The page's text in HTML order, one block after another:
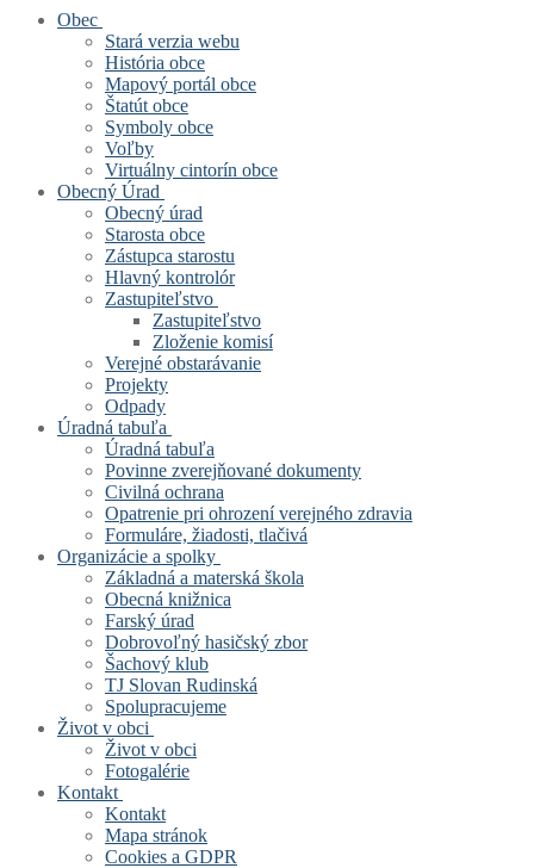
Obec
Stará verzia webu
História obce
Mapový portál obce
Štatút obce
Symboly obce
Voľby
Virtuálny cintorín obce
Obecný Úrad
Obecný úrad
Starosta obce
Zástupca starostu
Hlavný kontrolór
Zastupiteľstvo
Zastupiteľstvo
Zloženie komisí
Verejné obstarávanie
Projekty
Odpady
Úradná tabuľa
Úradná tabuľa
Povinne zverejňované dokumenty
Civilná ochrana
Opatrenie pri ohrození verejného zdravia
Formuláre, žiadosti, tlačivá
Organizácie a spolky
Základná a materská škola
Obecná knižnica
Farský úrad
Dobrovoľný hasičský zbor
Šachový klub
TJ Slovan Rudinská
Spolupracujeme
Život v obci
Život v obci
Fotogalérie
Kontakt
Kontakt
Mapa stránok
Cookies a GDPR